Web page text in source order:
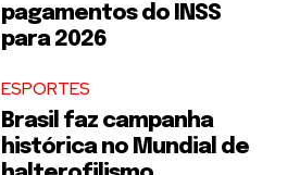
pagamentos do INSS
para 2026
ESPORTES
Brasil faz campanha
histórica no Mundial de